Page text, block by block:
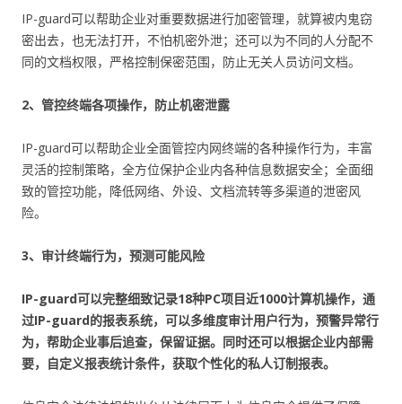
IP-guard可以帮助企业对重要数据进行加密管理，就算被内鬼窃
密出去，也无法打开，不怕机密外泄；还可以为不同的人分配不
同的文档权限，严格控制保密范围，防止无关人员访问文档。
2、管控终端各项操作，防止机密泄露
IP-guard可以帮助企业全面管控内网终端的各种操作行为，丰富
灵活的控制策略，全方位保护企业内各种信息数据安全；全面细
致的管控功能，降低网络、外设、文档流转等多渠道的泄密风
险。
3、审计终端行为，预测可能风险
IP-guard可以完整细致记录18种PC项目近1000计算机操作，通
过IP-guard的报表系统，可以多维度审计用户行为，预警异常行
为，帮助企业事后追查，保留证据。同时还可以根据企业内部需
要，自定义报表统计条件，获取个性化的私人订制报表。